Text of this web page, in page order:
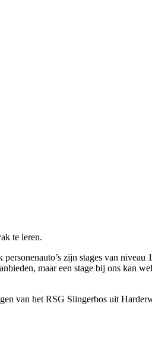
te leren.
zijn stages van niveau
maar een stage bij ons kan
van het RSG Slingerbos uit